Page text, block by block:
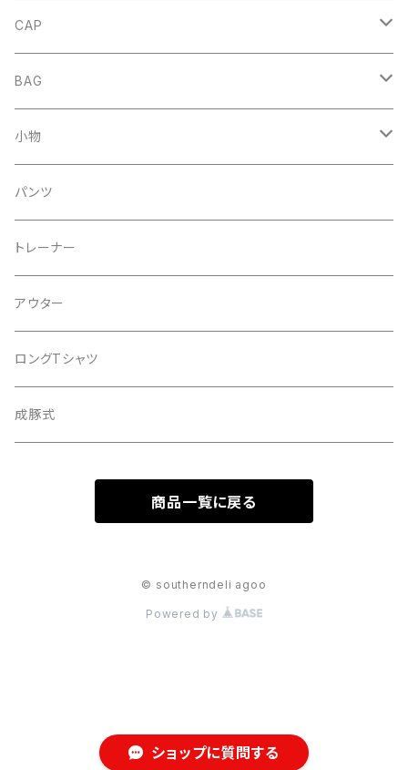
ショップに質問する
FRENCH
CAP
HAT
MESH CAP
BASEBALL CAP
２tone
PIGMENT
BAG
DENIM
COTTON
２WAY
SHOLDER
小物
キーホルダー
パンツ
トレーナー
アウター
ロングTシャツ
成豚式
商品一覧に戻る
© southerndeli agoo
Powered by